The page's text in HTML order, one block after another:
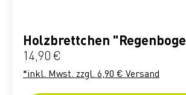
Holzbrettchen
Regulärer Preis:
14,90 €
*inkl. Mwst. zzgl. 6,90 € Versand